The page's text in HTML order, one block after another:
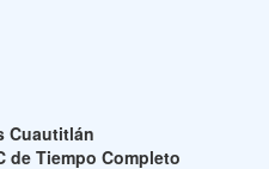
Cuautitlán
de Tiempo Completo